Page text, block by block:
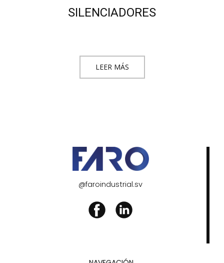
SILENCIADORES
LEER MÁS
@faroindustrial.sv